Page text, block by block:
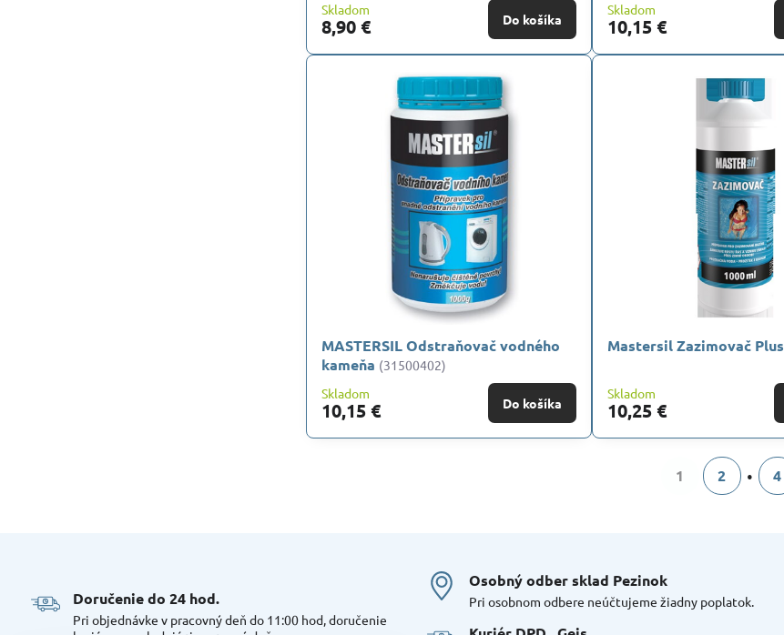
Skladom
8,90 € Do košíka
Skladom
10,15 €
MASTERSIL Odstraňovač vodného
kameňa (31500402)
Skladom
10,15 € Do košíka
Mastersil Zazimovač Plus
Skladom
10,25 €
1 2 4
Doručenie do 24 hod​.
Pri objednávke v pracovný deň do 11:00 hod, doručenie
Osobný odber sklad Pezinok
Pri osobnom odbere neúčtujeme žiadny poplatok.